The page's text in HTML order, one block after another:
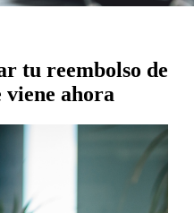
tu reembolso de
viene ahora